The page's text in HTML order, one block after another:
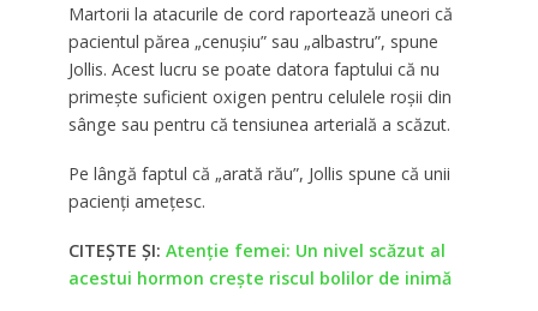
Martorii la atacurile de cord raportează uneori că
pacientul părea „cenușiu” sau „albastru”, spune
Jollis. Acest lucru se poate datora faptului că nu
primește suficient oxigen pentru celulele roșii din
sânge sau pentru că tensiunea arterială a scăzut.
Pe lângă faptul că „arată rău”, Jollis spune că unii
pacienți amețesc.
CITEȘTE ȘI: Atenție femei: Un nivel scăzut al
acestui hormon crește riscul bolilor de inimă